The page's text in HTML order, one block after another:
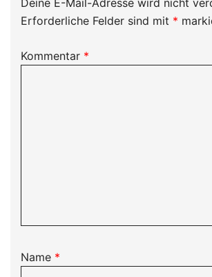
Deine E-Mail-Adresse wird nicht
Erforderliche Felder sind mit *
Kommentar *
Name *